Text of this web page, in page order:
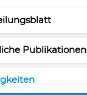
Publikationen